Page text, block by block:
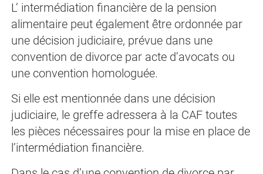
L’ intermédiation financière de la pension
alimentaire peut également être ordonnée par
une décision judiciaire, prévue dans une
convention de divorce par acte d’avocats ou
une convention homologuée.
Si elle est mentionnée dans une décision
judiciaire, le greffe adressera à la CAF toutes
les pièces nécessaires pour la mise en place de
l’intermédiation financière.